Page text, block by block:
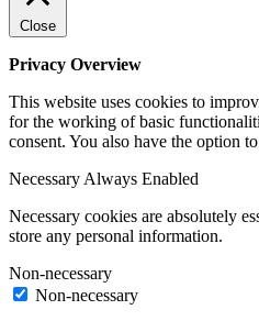
Close
Privacy Overview
This website uses cookies to
for the working of basic
consent. You also have the option
Necessary Always Enabled
Necessary cookies are absolutely
store any personal information.
Non-necessary
Non-necessary